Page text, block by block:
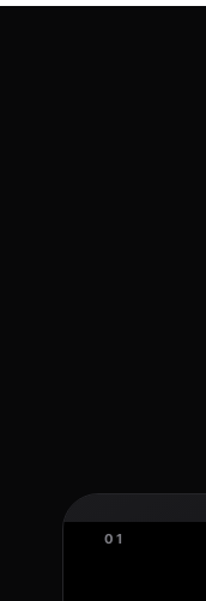
01